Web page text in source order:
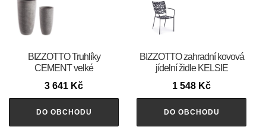
BIZZOTTO Truhlíky
CEMENT velké
3 641 Kč
DO OBCHODU
BIZZOTTO zahradní kovová
jídelní židle KELSIE
1 548 Kč
DO OBCHODU